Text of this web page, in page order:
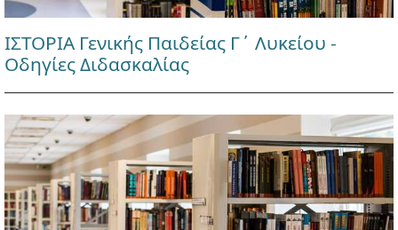
ΙΣΤΟΡΙΑ Γενικής Παιδείας Γ΄ Λυκείου -
Οδηγίες Διδασκαλίας